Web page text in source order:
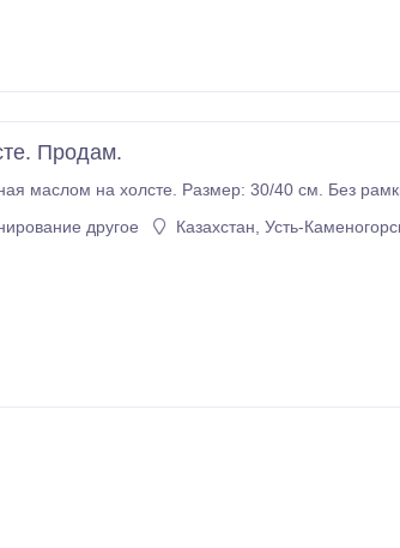
Продам.
выполненная маслом на холсте. Размер: 30/40 см. Без
другое Казахстан, Усть-